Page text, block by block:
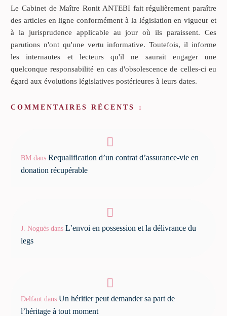
Le Cabinet de Maître Ronit ANTEBI fait régulièrement paraître
des articles en ligne conformément à la législation en vigueur et
à la jurisprudence applicable au jour où ils paraissent. Ces
parutions n'ont qu'une vertu informative. Toutefois, il informe
les internautes et lecteurs qu'il ne saurait engager une
quelconque responsabilité en cas d'obsolescence de celles-ci eu
égard aux évolutions législatives postérieures à leurs dates.
COMMENTAIRES RÉCENTS
BM dans Requalification d’un contrat d’assurance-vie en
donation récupérable
J. Noguès dans L’envoi en possession et la délivrance du
legs
Delfaut dans Un héritier peut demander sa part de
l’héritage à tout moment